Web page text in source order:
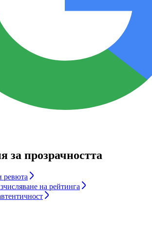
за прозрачността
ревюта
на рейтинга